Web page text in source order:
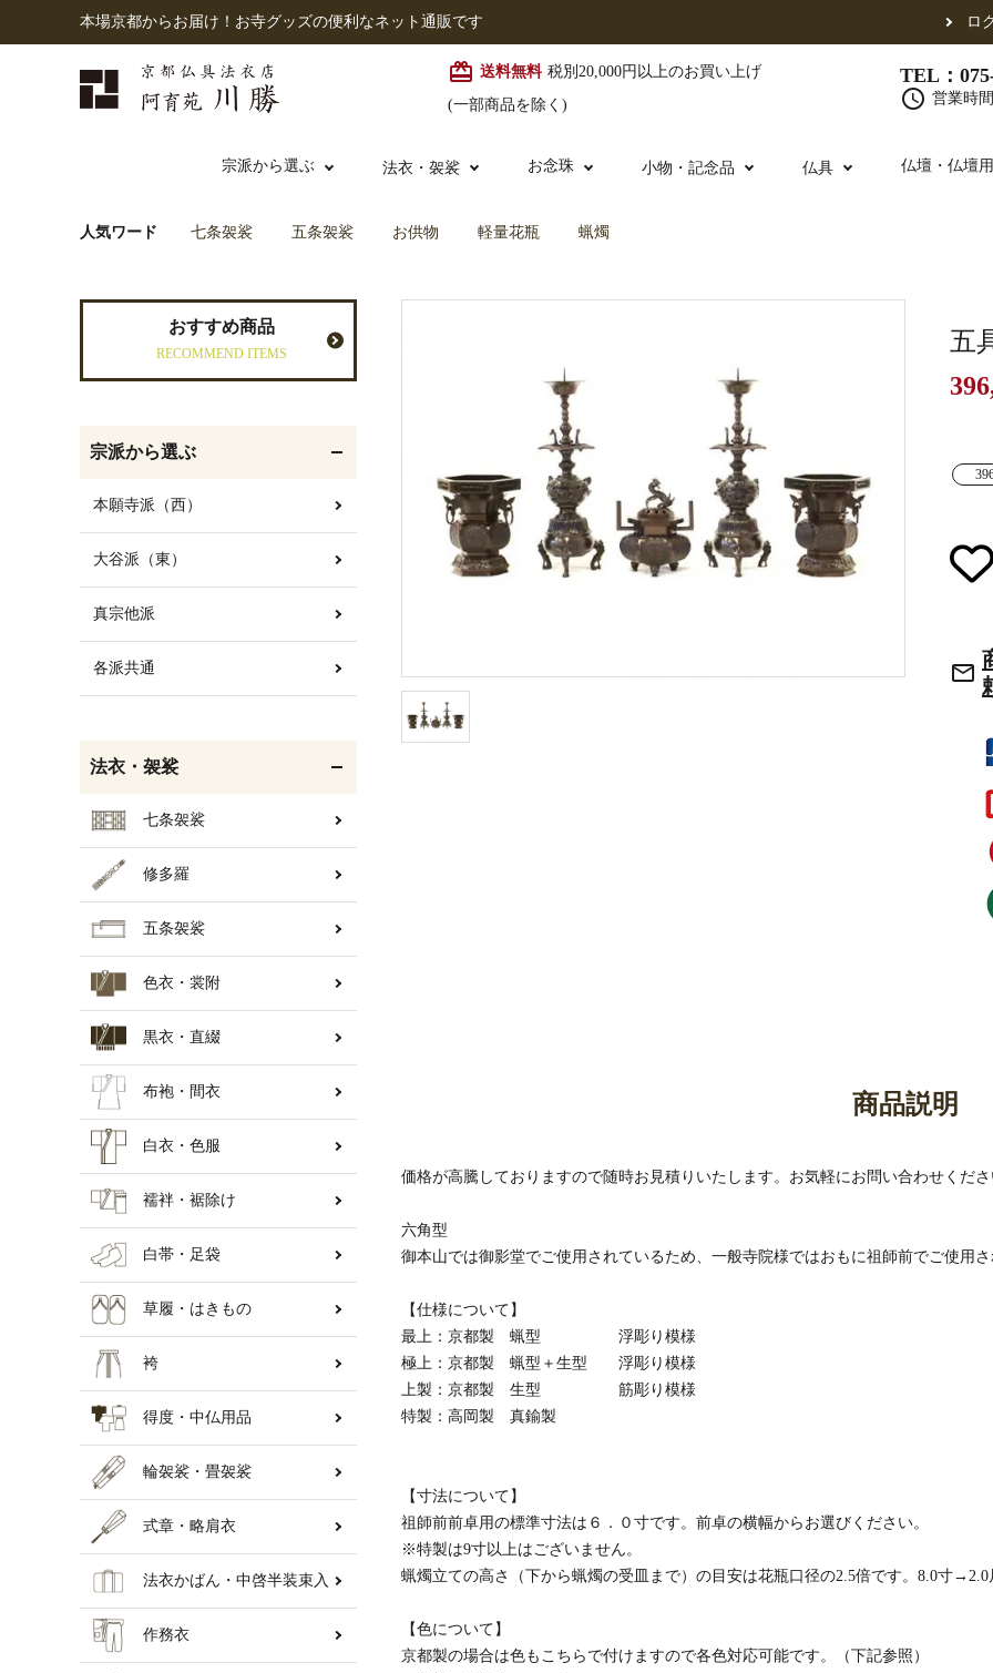
本場京都からお届け！お寺グッズの便利なネット通販です ロ
card_giftcard 送料無料 税別20,000円以上のお買い上げ
(一部商品を除く)
TEL：
schedule 営業時
宗派から選ぶ
本願寺派（西） 大谷派（東）
法衣・袈裟
布袍・間衣
草履・はきもの
お念珠
本連念珠（僧侶用）
小物・記念品
書籍
仏具
金香炉・花瓶・火立
ご法要用品・箱類 椅子・机・その
欄間・障子・襖・翠簾
納骨壇
仏壇・仏壇
お仏壇の引き取り
人気ワード 七条袈裟 五条袈裟 お供物 軽量花瓶 蝋燭
五
mail_outline
商品説明
価格が高騰しておりますので随時お見積りいたします。お気軽にお問い合わせくださ
六角型
御本山では御影堂でご使用されているため、一般寺院様ではおもに祖師前でご使用さ
【仕様について】
最上：京都製 蝋型 浮彫り模様
極上：京都製 蝋型＋生型 浮彫り模様
上製：京都製 生型 筋彫り模様
特製：高岡製 真鍮製
【寸法について】
祖師前前卓用の標準寸法は６．０寸です。前卓の横幅からお選びください。
※特製は9寸以上はございません。
蝋燭立ての高さ（下から蝋燭の受皿まで）の目安は花瓶口径の2.5倍です。8.0寸→2.0
【色について】
京都製の場合は色もこちらで付けますので各色対応可能です。（下記参照）
おすすめ商品
RECOMMEND ITEMS
宗派から選ぶ
本願寺派（西）
大谷派（東）
真宗他派
各派共通
法衣・袈裟
七条袈裟
修多羅
五条袈裟
色衣・裳附
黒衣・直綴
布袍・間衣
白衣・色服
襦袢・裾除け
白帯・足袋
草履・はきもの
袴
得度・中仏用品
輪袈裟・畳袈裟
式章・略肩衣
法衣かばん・中啓半装束入
作務衣